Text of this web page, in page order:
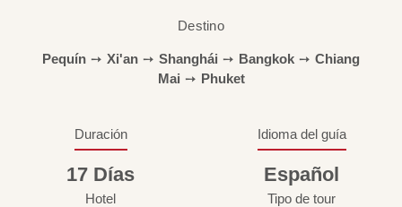
Destino
Pequín ➙ Xi'an ➙ Shanghái ➙ Bangkok ➙ Chiang
Mai ➙ Phuket
Duración
17 Días
Idioma del guía
Español
Hotel Tipo de tour